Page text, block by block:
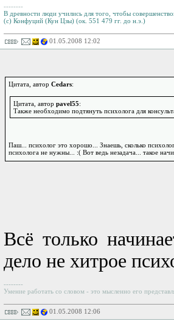
--------
В древности люди учились для того, чтобы
(с) Конфуций (Кун Цзы) (ок. 551 479 гг. до н.э.)
01.05.2008 12:02
Цитата, автор Cedars:
Цитата, автор pavel55:
Также необходимо подтянуть психолога для
Паш... психолог это хорошо... Знаешь, сколько
психолога не нужны... :( Вот ведь незадача... такое
Всё только
дело не хитрое
--------
Умение работать со словом - это мысленно его
01.05.2008 12:06